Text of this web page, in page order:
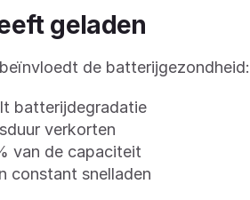
geladen
de batterijgezondheid:
batterijdegradatie
verkorten
van de capaciteit
constant snelladen